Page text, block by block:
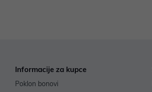
Informacije za kupce
Poklon bonovi